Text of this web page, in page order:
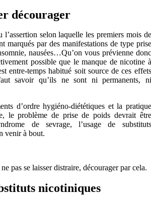
décourager
l’assertion selon laquelle les premiers mois de
marqués par des manifestations de type prise
nausées…Qu’on vous prévienne donc
possible que le manque de nicotine à
entre-temps habitué soit source de ces effets
savoir qu’ils ne sont ni permanents, ni
d’ordre hygiéno-diététiques et la pratique
le problème de prise de poids devrait être
de sevrage, l’usage de substituts
venir à bout.
pas se laisser distraire, décourager par cela.
nicotiniques